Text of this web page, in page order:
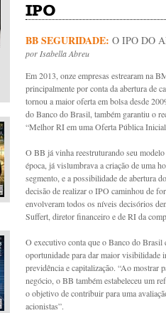
IPO
BB SEGURIDADE: O IPO DO
porIsabella Abreu
Em 2013, onze empresas estrearam na
principalmente por conta da abertura de
tornou a maior oferta em bolsa desde
do Banco do Brasil, também garantiu o
“Melhor RI em uma Oferta Pública
O BB já vinha reestruturando seu
época, já vislumbrava a criação de uma
segmento, e a possibilidade de abertura
decisão de realizar o IPO caminhou de
envolveram todos os níveis decisórios
Suffert, diretor financeiro e de RI da
O executivo conta que o Banco do Brasil
oportunidade para dar maior visibilidade
previdência e capitalização. “Ao mostrar
negócio, o BB também estabeleceu um
o objetivo de contribuir para uma
acionistas”.